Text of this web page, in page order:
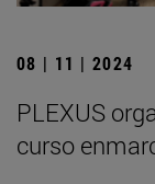
08 | 11 | 2024
PLEXUS
curso